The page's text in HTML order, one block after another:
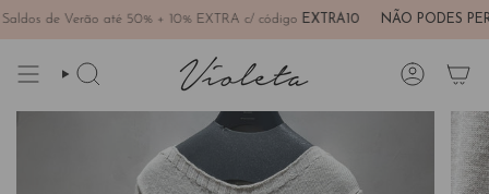
para
conteúdo
de Verão até 50% + 10% EXTRA c/ código EXTRA10 NÃO PODES
PESQUISAR CONTA